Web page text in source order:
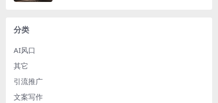
分类
AI风口
其它
引流推广
文案写作